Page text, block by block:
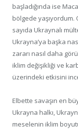
başladığında ise
bölgede yaşıyordum.
sayıda Ukraynalı
Ukrayna’ya başka
zararı nasıl daha
iklim değişikliği ve
üzerindeki etkisini
Elbette savaşın en
Ukrayna halkı,
meselenin iklim